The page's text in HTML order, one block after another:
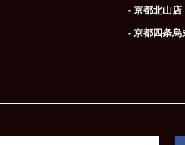
- 京都北山店
- 京都四条烏